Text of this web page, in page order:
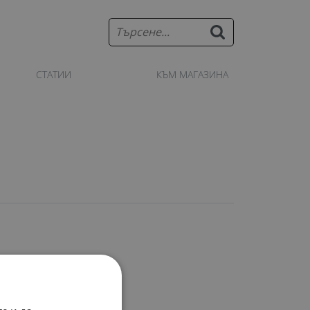
СТАТИИ КЪМ МАГАЗИНА